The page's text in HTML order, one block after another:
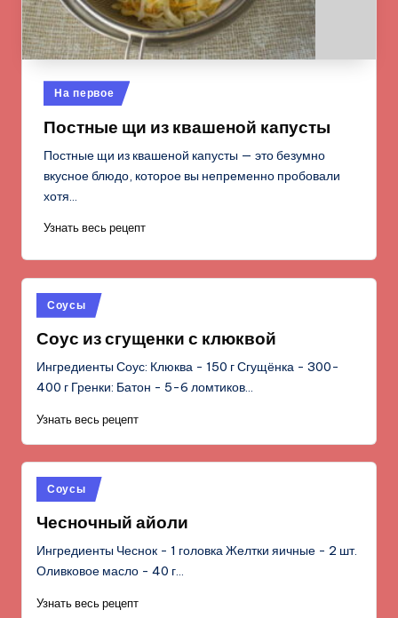
Опубликовано
в
На первое
Постные щи из квашеной капусты
Постные щи из квашеной капусты — это безумно
вкусное блюдо, которое вы непременно пробовали
хотя…
Узнать весь рецепт
Опубликовано
в
Соусы
Соус из сгущенки с клюквой
Ингредиенты Соус: Клюква - 150 г Сгущёнка - 300-
400 г Гренки: Батон - 5-6 ломтиков…
Узнать весь рецепт
Опубликовано
в
Соусы
Чесночный айоли
Ингредиенты Чеснок - 1 головка Желтки яичные - 2 шт.
Оливковое масло - 40 г…
Узнать весь рецепт